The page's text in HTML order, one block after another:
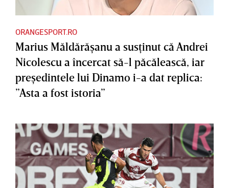
ORANGESPORT.RO
Marius Măldărăşanu a susţinut că Andrei
Nicolescu a încercat să-l păcălească, iar
preşedintele lui Dinamo i-a dat replica:
”Asta a fost istoria”